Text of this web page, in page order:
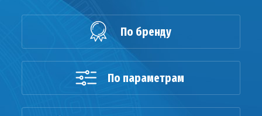
По бренду
По параметрам